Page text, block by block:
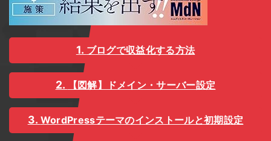
ブログで収益化する方法
【図解】ドメイン・サーバー設定
WordPressテーマのインストールと初期設定